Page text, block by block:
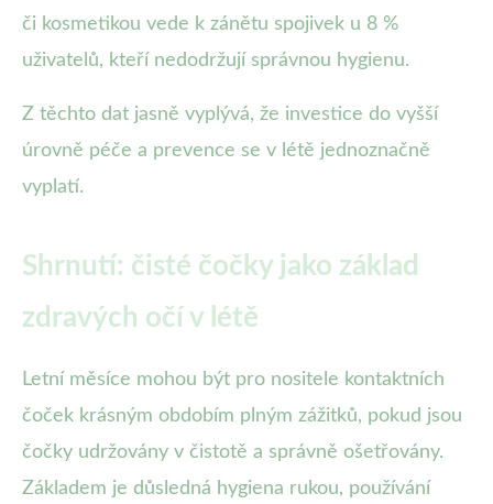
či kosmetikou vede k zánětu spojivek u 8 %
uživatelů, kteří nedodržují správnou hygienu.
Z těchto dat jasně vyplývá, že investice do vyšší
úrovně péče a prevence se v létě jednoznačně
vyplatí.
Shrnutí: čisté čočky jako základ
zdravých očí v létě
Letní měsíce mohou být pro nositele kontaktních
čoček krásným obdobím plným zážitků, pokud jsou
čočky udržovány v čistotě a správně ošetřovány.
Základem je důsledná hygiena rukou, používání